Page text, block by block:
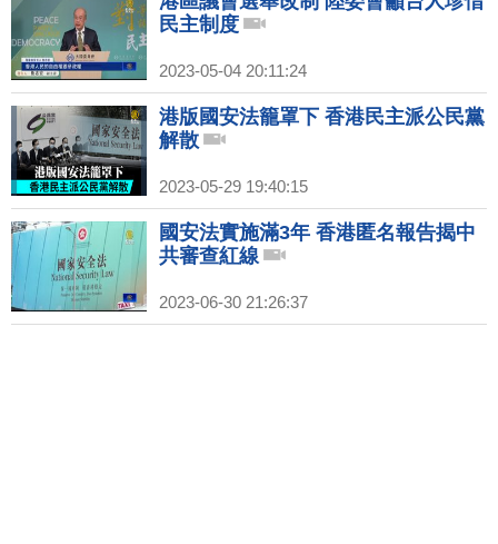
民主制度
2023-05-04 20:11:24
港版國安法籠罩下 香港民主派公民黨
解散
2023-05-29 19:40:15
國安法實施滿3年 香港匿名報告揭中
共審查紅線
2023-06-30 21:26:37